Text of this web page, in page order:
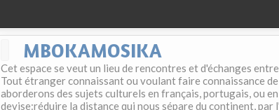
MBOKAMOSIKA
Cet espace se veut un lieu de rencontres et d'échanges
Tout étranger connaissant ou voulant faire connaissance
aborderons des sujets culturels en français, portugais, ou
devise:réduire la distance qui nous sépare du continent,